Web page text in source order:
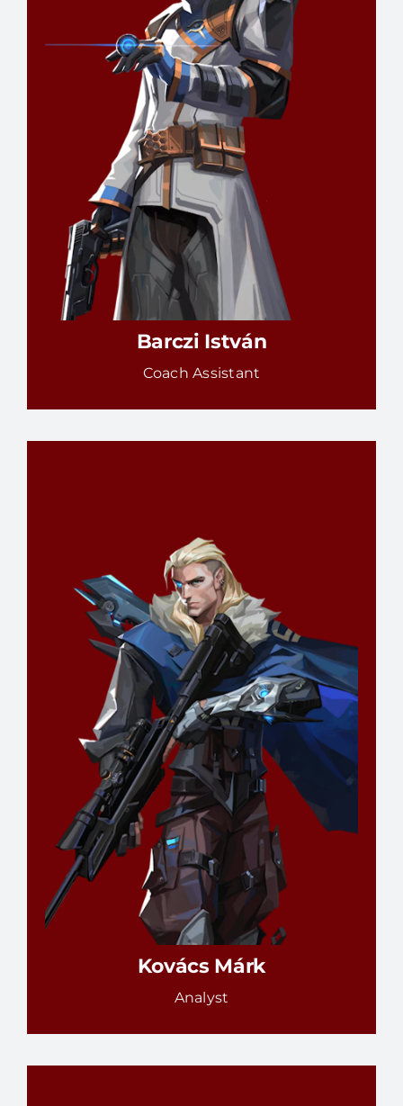
Barczi István
Coach Assistant
Barczi István
Coach Assistant
RÉSZLETEK
Kovács Márk
Analyst
Kovács Márk
Analyst
RÉSZLETEK